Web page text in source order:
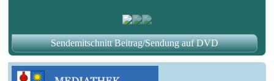
Sendemitschnitt Beitrag/Sendung auf DVD